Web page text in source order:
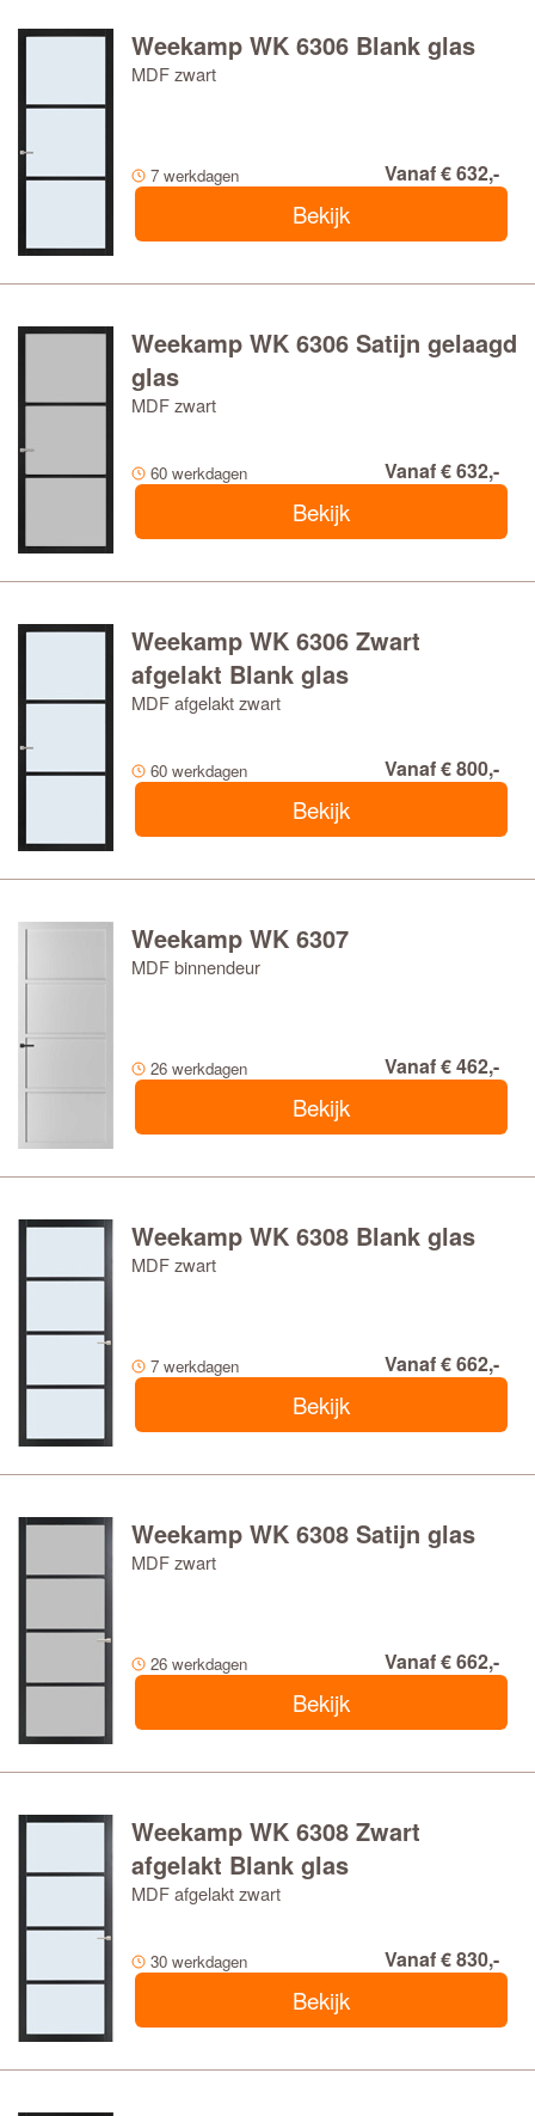
Weekamp WK 6306 Blank glas
MDF zwart
7 werkdagen Vanaf € 632,-
Bekijk
Weekamp WK 6306 Satijn gelaagd
glas
MDF zwart
60 werkdagen Vanaf € 632,-
Bekijk
Weekamp WK 6306 Zwart
afgelakt Blank glas
MDF afgelakt zwart
60 werkdagen Vanaf € 800,-
Bekijk
Weekamp WK 6307
MDF binnendeur
26 werkdagen Vanaf € 462,-
Bekijk
Weekamp WK 6308 Blank glas
MDF zwart
7 werkdagen Vanaf € 662,-
Bekijk
Weekamp WK 6308 Satijn glas
MDF zwart
26 werkdagen Vanaf € 662,-
Bekijk
Weekamp WK 6308 Zwart
afgelakt Blank glas
MDF afgelakt zwart
30 werkdagen Vanaf € 830,-
Bekijk